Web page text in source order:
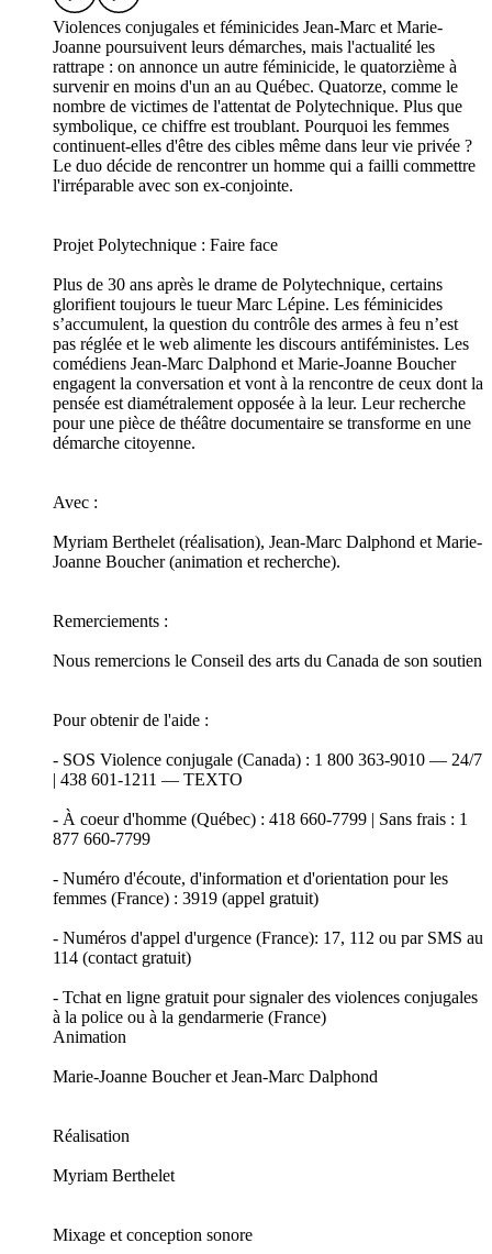
Violences conjugales et féminicides Jean-Marc et Marie-
Joanne poursuivent leurs démarches, mais l'actualité les
rattrape : on annonce un autre féminicide, le quatorzième à
survenir en moins d'un an au Québec. Quatorze, comme le
nombre de victimes de l'attentat de Polytechnique. Plus que
symbolique, ce chiffre est troublant. Pourquoi les femmes
continuent-elles d'être des cibles même dans leur vie privée ?
Le duo décide de rencontrer un homme qui a failli commettre
l'irréparable avec son ex-conjointe.
Projet Polytechnique : Faire face
Plus de 30 ans après le drame de Polytechnique, certains
glorifient toujours le tueur Marc Lépine. Les féminicides
s’accumulent, la question du contrôle des armes à feu n’est
pas réglée et le web alimente les discours antiféministes. Les
comédiens Jean-Marc Dalphond et Marie-Joanne Boucher
engagent la conversation et vont à la rencontre de ceux dont la
pensée est diamétralement opposée à la leur. Leur recherche
pour une pièce de théâtre documentaire se transforme en une
démarche citoyenne.
Avec :
Myriam Berthelet (réalisation), Jean-Marc Dalphond et Marie-
Joanne Boucher (animation et recherche).
Remerciements :
Nous remercions le Conseil des arts du Canada de son soutien
Pour obtenir de l'aide :
- SOS Violence conjugale (Canada) : 1 800 363-9010 — 24/7
| 438 601-1211 — TEXTO
- À coeur d'homme (Québec) : 418 660-7799 | Sans frais : 1
877 660-7799
- Numéro d'écoute, d'information et d'orientation pour les
femmes (France) : 3919 (appel gratuit)
- Numéros d'appel d'urgence (France): 17, 112 ou par SMS au
114 (contact gratuit)
- Tchat en ligne gratuit pour signaler des violences conjugales
à la police ou à la gendarmerie (France)
Animation
Marie-Joanne Boucher et Jean-Marc Dalphond
Réalisation
Myriam Berthelet
Mixage et conception sonore